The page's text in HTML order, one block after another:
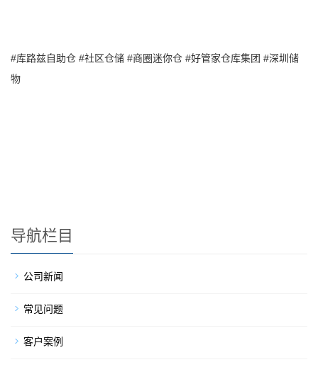
#库路兹自助仓 #社区仓储 #商圈迷你仓 #好管家仓库集团 #深圳储
物
导航栏目
公司新闻
常见问题
客户案例